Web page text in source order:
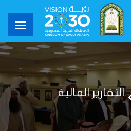
التقارير المالية